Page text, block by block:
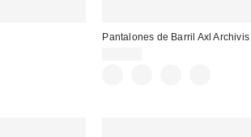
Pantalones de Barril Axl Archivis